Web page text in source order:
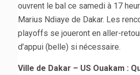
ouvrent le bal ce samedi à 17
Marius Ndiaye de Dakar. Les
playoffs se joueront en aller-
d’appui (belle) si nécessaire.
Ville de Dakar – US Ouakam :